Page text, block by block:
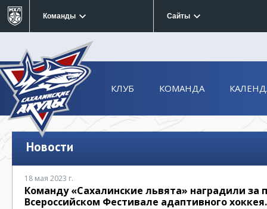
Команды Сайты
КЛУБ КОМАНДА
Новости
18 мая 2023 г.
Команду «Сахалинские львята» наградили за
Всероссийском Фестивале адаптивного хоккея.